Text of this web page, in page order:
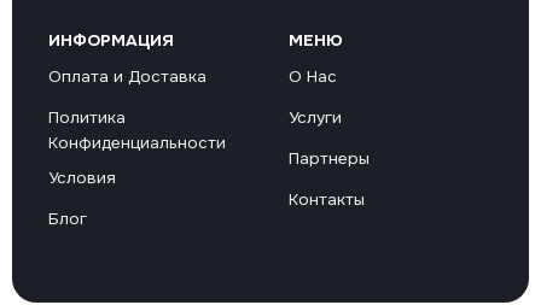
ИНФОРМАЦИЯ
Оплата и Доставка
Политика
Конфиденциальности
Условия
Блог
МЕНЮ
О Нас
Услуги
Партнеры
Контакты